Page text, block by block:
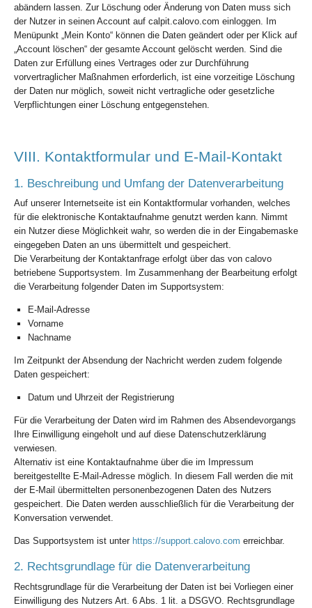
abändern lassen. Zur Löschung oder Änderung von Daten muss sich
der Nutzer in seinen Account auf calpit.calovo.com einloggen. Im
Menüpunkt „Mein Konto“ können die Daten geändert oder per Klick auf
„Account löschen“ der gesamte Account gelöscht werden. Sind die
Daten zur Erfüllung eines Vertrages oder zur Durchführung
vorvertraglicher Maßnahmen erforderlich, ist eine vorzeitige Löschung
der Daten nur möglich, soweit nicht vertragliche oder gesetzliche
Verpflichtungen einer Löschung entgegenstehen.
VIII. Kontaktformular und E-Mail-Kontakt
1. Beschreibung und Umfang der Datenverarbeitung
Auf unserer Internetseite ist ein Kontaktformular vorhanden, welches
für die elektronische Kontaktaufnahme genutzt werden kann. Nimmt
ein Nutzer diese Möglichkeit wahr, so werden die in der Eingabemaske
eingegeben Daten an uns übermittelt und gespeichert.
Die Verarbeitung der Kontaktanfrage erfolgt über das von calovo
betriebene Supportsystem. Im Zusammenhang der Bearbeitung erfolgt
die Verarbeitung folgender Daten im Supportsystem:
E-Mail-Adresse
Vorname
Nachname
Im Zeitpunkt der Absendung der Nachricht werden zudem folgende
Daten gespeichert:
Datum und Uhrzeit der Registrierung
Für die Verarbeitung der Daten wird im Rahmen des Absendevorgangs
Ihre Einwilligung eingeholt und auf diese Datenschutzerklärung
verwiesen.
Alternativ ist eine Kontaktaufnahme über die im Impressum
bereitgestellte E-Mail-Adresse möglich. In diesem Fall werden die mit
der E-Mail übermittelten personenbezogenen Daten des Nutzers
gespeichert. Die Daten werden ausschließlich für die Verarbeitung der
Konversation verwendet.
Das Supportsystem ist unter https://support.calovo.com erreichbar.
2. Rechtsgrundlage für die Datenverarbeitung
Rechtsgrundlage für die Verarbeitung der Daten ist bei Vorliegen einer
Einwilligung des Nutzers Art. 6 Abs. 1 lit. a DSGVO. Rechtsgrundlage